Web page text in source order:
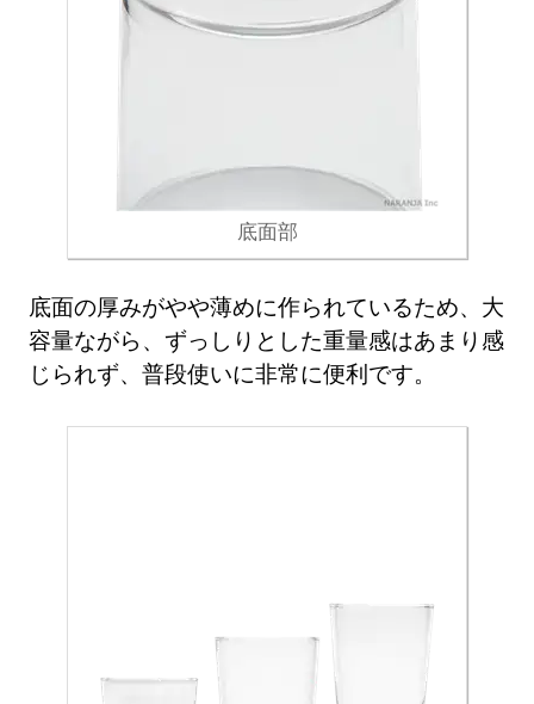
底面部
底面の厚みがやや薄めに作られているため、大
容量ながら、ずっしりとした重量感はあまり感
じられず、普段使いに非常に便利です。